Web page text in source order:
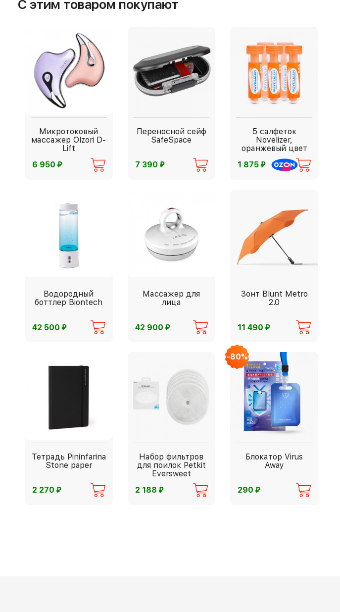
С этим товаром покупают
Микротоковый
массажер Olzori D-
Lift
6 950 ⃏
Переносной сейф
SafeSpace
7 390 ⃏
5 салфеток
Novelizer,
оранжевый цвет
1 875⃏
Водородный
боттлер Biontech
42 500 ⃏
Массажер для
лица
42 900 ⃏
Зонт Blunt Metro
2.0
11 490⃏
Тетрадь Pininfarina
Stone paper
2 270 ⃏
Набор фильтров
для поилок Petkit
Eversweet
2 188 ⃏
-80%
Блокатор Virus
Away
290⃏